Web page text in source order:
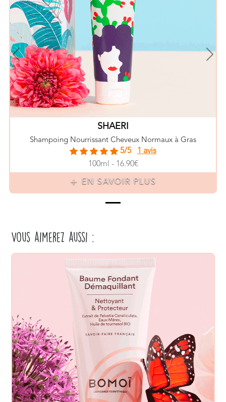
SHAERI
Shampoing Nourrissant Cheveux Normaux à Gras
5/5
1 avis
100ml - 16.90€
EN SAVOIR PLUS
Previous Next
Vous aimerez aussi :